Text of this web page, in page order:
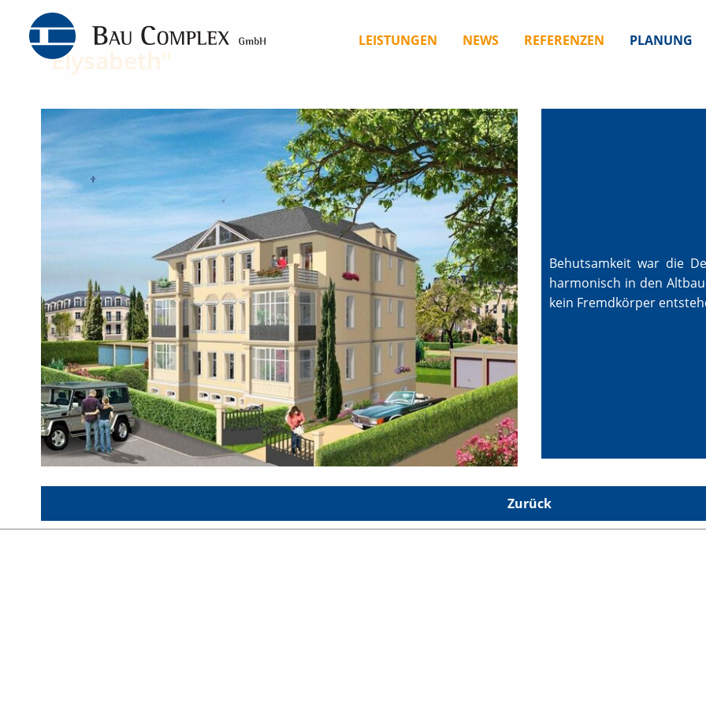
LEISTUNGEN NEWS REFERENZEN PLANUNG
"Elysabeth"
Behutsamkeit war die
harmonisch in den
kein Fremdkörper
Zurück